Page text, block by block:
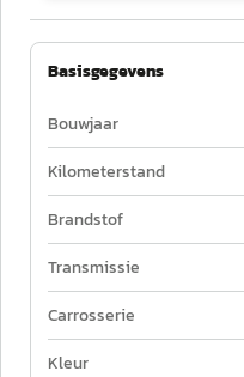
Basisgegevens
Bouwjaar
Kilometerstand
Brandstof
Transmissie
Carrosserie
Kleur